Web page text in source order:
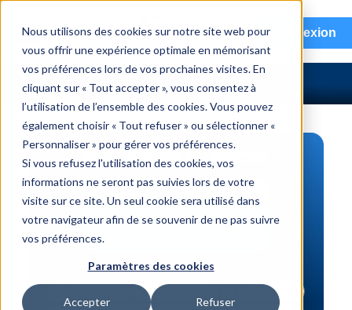
Nous utilisons des cookies sur notre site web pour
vous offrir une expérience optimale en mémorisant
vos préférences lors de vos prochaines visites. En
cliquant sur « Tout accepter », vous consentez à
l’utilisation de l’ensemble des cookies. Vous pouvez
également choisir « Tout refuser » ou sélectionner «
Personnaliser » pour gérer vos préférences.
Si vous refusez l'utilisation des cookies, vos
informations ne seront pas suivies lors de votre
visite sur ce site. Un seul cookie sera utilisé dans
votre navigateur afin de se souvenir de ne pas suivre
vos préférences.
Paramètres des cookies
Accepter Refuser
menu Connexion
RECHERCHE DE PIÈCES
Véhicule | NIV
Numéro de pièce | interchange